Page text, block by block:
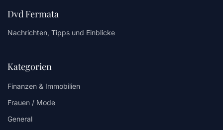
Dvd Fermata
Nachrichten, Tipps und Einblicke
Kategorien
Finanzen & Immobilien
Frauen / Mode
General